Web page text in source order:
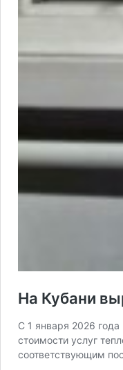
На Кубани
С 1 января 2026
стоимости услуг
соответствующим